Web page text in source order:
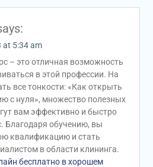
at 5:34 am
– это отличная возможность
в этой профессии. На
все тонкости: «Как открыть
с нуля», множество полезных
вам эффективно и быстро
Благодаря обучению, вы
квалификацию и стать
в области клининга.
бесплатно в хорошем